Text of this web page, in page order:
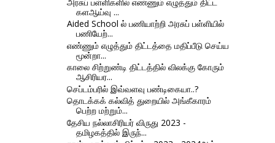
களஆய்வு ...
Aided School ல் பணியாற்றி அரசுப் பள்ளியில்
பணியேற்...
எண்ணும் எழுத்தும் திட்டத்தை மதிப்பீடு செய்ய
மூன்றா...
காலை சிற்றுண்டி திட்டத்தில் விலக்கு கோரும்
ஆசிரியர...
செப்டம்பரில் இவ்வளவு பண்டிகையா..?
தொடக்கக் கல்வித் துறையில் அங்கீகாரம்
பெற்ற மற்றும்...
தேசிய நல்லாசிரியர் விருது 2023 -
தமிழகத்தில் இருந்...